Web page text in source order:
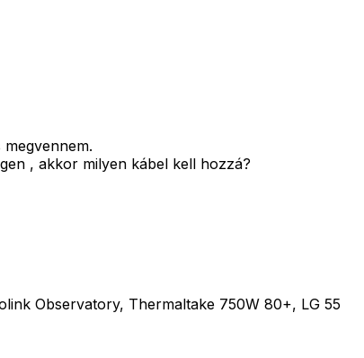
, akkor milyen kábel kell hozzá?
Observatory, Thermaltake 750W 80+, LG 55